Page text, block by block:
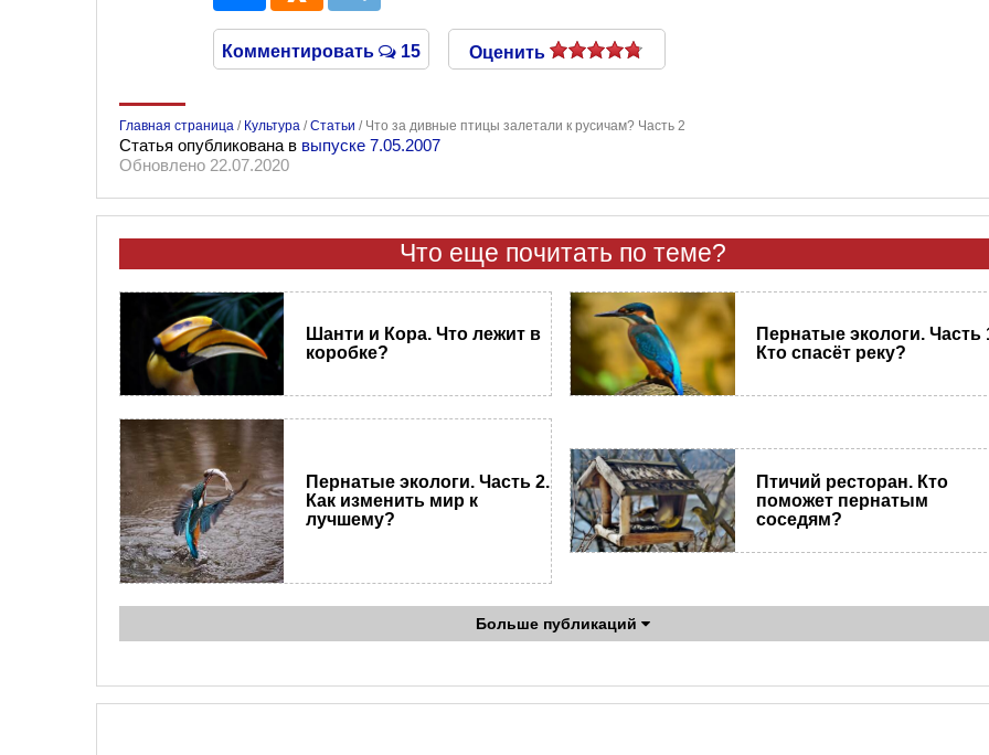
Комментировать 15 Оценить
Главная страница / Культура /Статьи / Что за дивные птицы залетали к русичам? Часть 2
Статья опубликована в выпуске 7.05.2007
Обновлено 22.07.2020
Что еще почитать по теме?
Шанти и Кора. Что лежит в
коробке?
Пернатые экологи. Часть
Кто спасёт реку?
Пернатые экологи. Часть 2.
Как изменить мир к
лучшему?
Птичий ресторан. Кто
поможет пернатым
соседям?
Больше публикаций